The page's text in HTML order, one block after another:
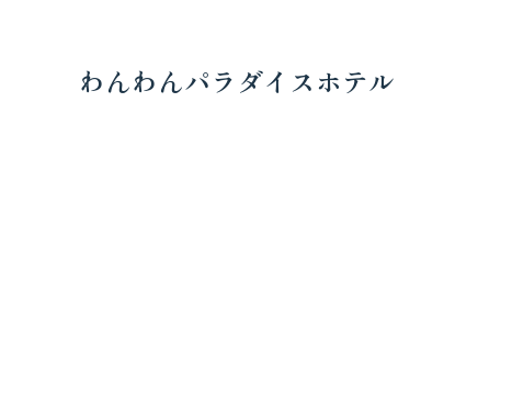
わんわんパラダイスホテル